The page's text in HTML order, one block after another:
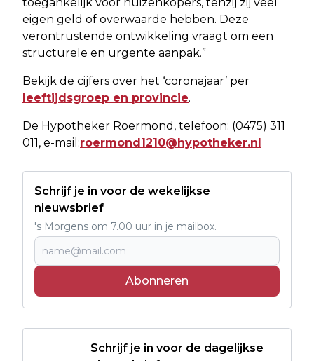
toegankelijk voor huizenkopers, tenzij zij veel
eigen geld of overwaarde hebben. Deze
verontrustende ontwikkeling vraagt om een
structurele en urgente aanpak.”
Bekijk de cijfers over het ‘coronajaar’ per
leeftijdsgroep en provincie.
De Hypotheker Roermond, telefoon: (0475) 311
011, e-mail:roermond1210@hypotheker.nl
Schrijf je in voor de wekelijkse
nieuwsbrief
's Morgens om 7.00 uur in je mailbox.
Abonneren
Schrijf je in voor de dagelijkse